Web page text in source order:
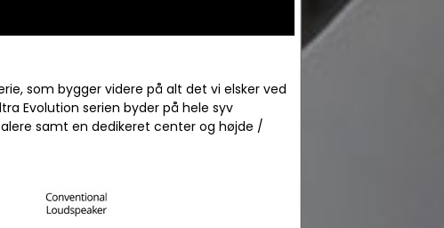
som bygger videre på alt det vi elsker ved
Evolution serien byder på hele syv
samt en dedikeret center og højde /